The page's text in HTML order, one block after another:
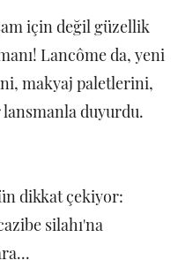
için değil güzellik
Lancôme da, yeni
makyaj paletlerini,
duyurdu.
dikkat çekiyor:
silahı'na